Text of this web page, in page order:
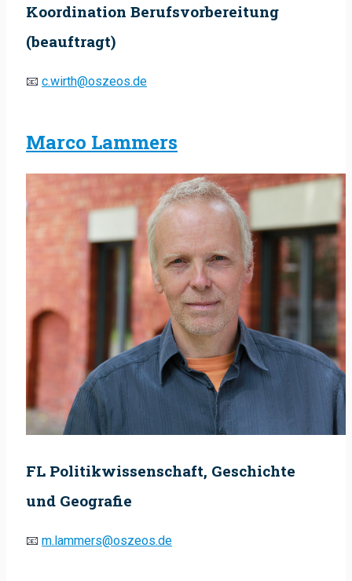
Koordination Berufsvorbereitung
(beauftragt)
📧 c.wirth@oszeos.de
Marco Lammers
FL Politikwissenschaft, Geschichte
und Geografie
📧 m.lammers@oszeos.de